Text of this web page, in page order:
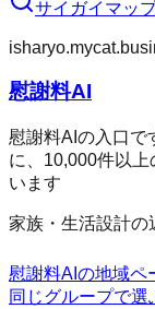
サイガイマッ
慰謝料AI
慰謝料AIの入口で
に、10,000件以
います
家族・生活設計の
慰謝料AI の地域ペ
同じグループで選